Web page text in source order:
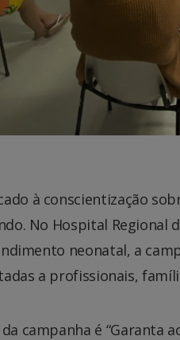
à conscientização
No Hospital Regional
neonatal, a
a profissionais,
campanha é “Garanta